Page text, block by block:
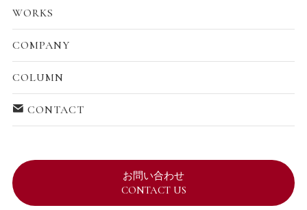
WORKS
COMPANY
COLUMN
CONTACT
お問い合わせ
CONTACT US